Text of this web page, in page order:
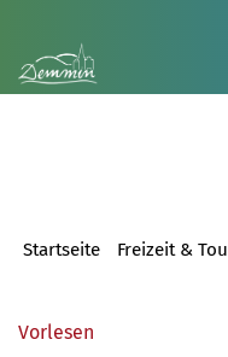
Startseite Freizeit &
Vorlesen